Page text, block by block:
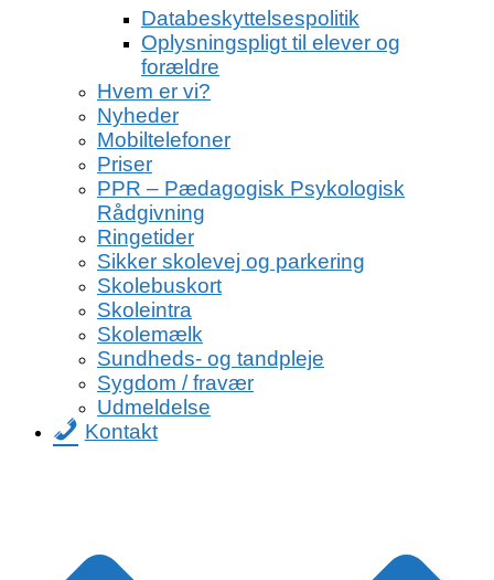
Databeskyttelsespolitik
Oplysningspligt til elever og
forældre
Hvem er vi?
Nyheder
Mobiltelefoner
Priser
PPR – Pædagogisk Psykologisk
Rådgivning
Ringetider
Sikker skolevej og parkering
Skolebuskort
Skoleintra
Skolemælk
Sundheds- og tandpleje
Sygdom / fravær
Udmeldelse
Kontakt